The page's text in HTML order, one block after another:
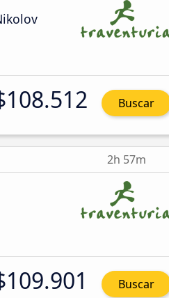
Buscar
2h 57m
Buscar